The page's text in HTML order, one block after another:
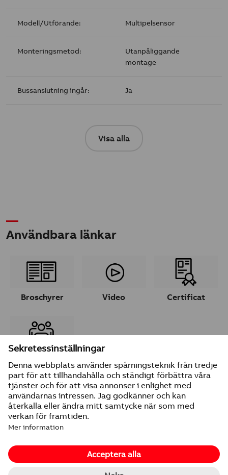
Modell/Utförande: Multipelsensor
Monteringsmetod:
Utanpåliggande
montage
Bussanslutning ingår: Ja
Visa alla
Användbara länkar
Broschyrer Video Certificat
Leverantörsuppgifter
Integritetspolicy